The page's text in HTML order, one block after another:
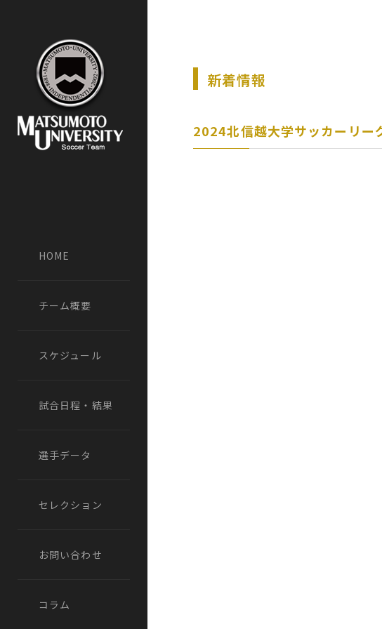
HOME
チーム概要
スケジュール
試合日程・結果
選手データ
セレクション
お問い合わせ
コラム
新着情報
2024北信越大学サッカーリー